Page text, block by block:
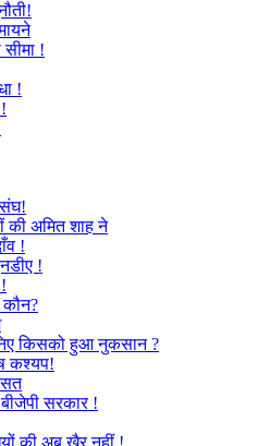
सीमा !
!
संघ!
की अमित शाह ने
!
!
कौन?
किसको हुआ नुकसान ?
कश्यप!
सरकार !
की अब खैर नहीं !